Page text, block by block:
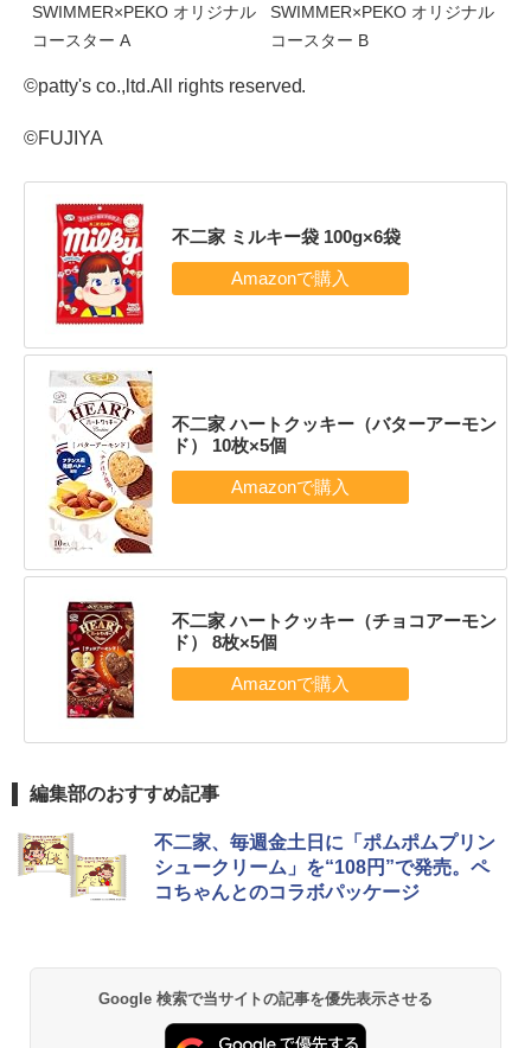
SWIMMER×PEKO オリジナル
コースター A
SWIMMER×PEKO オリジナル
コースター B
©patty's co.,ltd.All rights reserved.
©FUJIYA
不二家 ミルキー袋 100g×6袋
不二家 ハートクッキー（バターアーモン
ド） 10枚×5個
不二家 ハートクッキー（チョコアーモン
ド） 8枚×5個
編集部のおすすめ記事
不二家、毎週金土日に「ポムポムプリン
シュークリーム」を“108円”で発売。ペ
コちゃんとのコラボパッケージ
Google 検索で当サイトの記事を優先表示させる